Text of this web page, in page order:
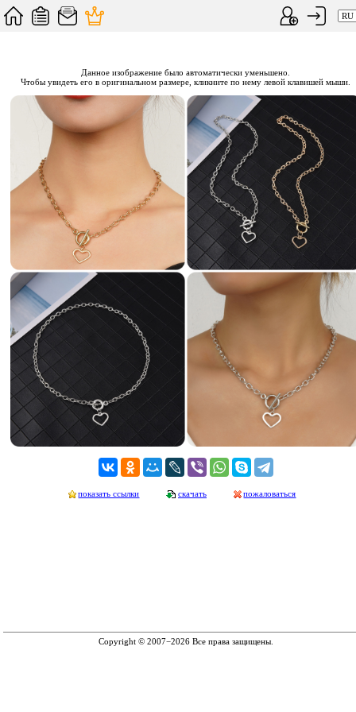
Данное изображение было автоматически уменьшено.
Чтобы увидеть его в оригинальном размере, кликните по нему левой клавишей мыши.
показать ссылки скачать пожаловаться
Copyright © 2007−2026 Все права защищены.